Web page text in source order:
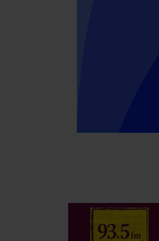
por un hierro que se desprendió